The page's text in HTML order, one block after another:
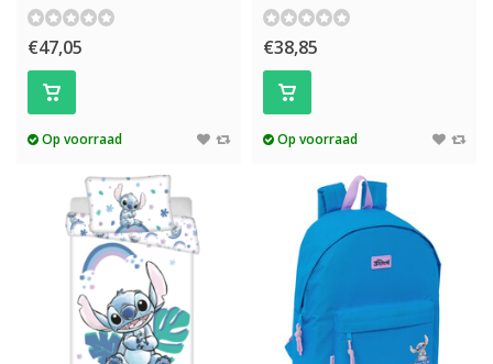
€47,05
Op voorraad
€38,85
Op voorraad